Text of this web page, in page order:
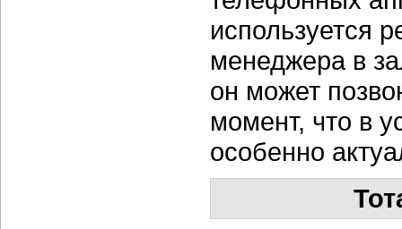
используется
менеджера в
он может
момент, что в
особенно